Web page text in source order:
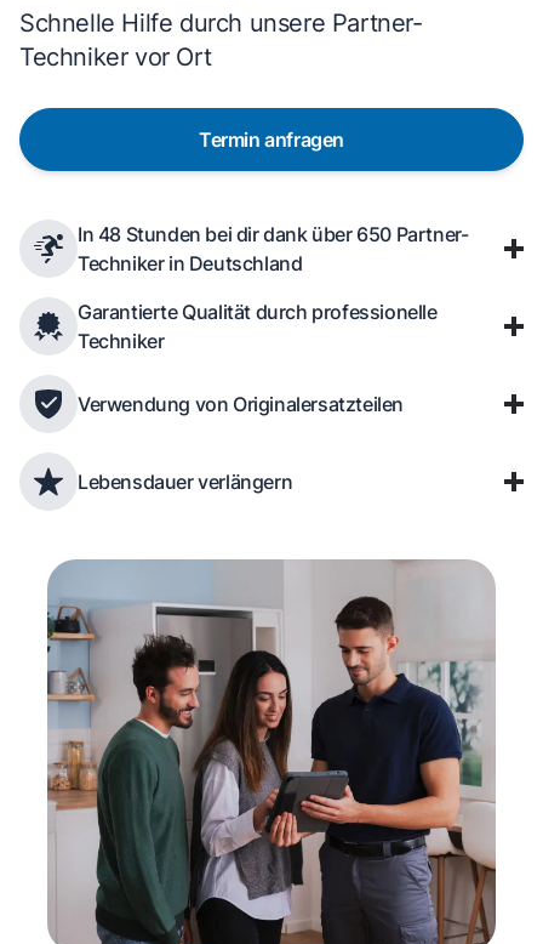
Schnelle Hilfe durch unsere Partner-
Techniker vor Ort
Termin anfragen
In 48 Stunden bei dir dank über 650 Partner-
Techniker in Deutschland
Garantierte Qualität durch professionelle
Techniker
Verwendung von Originalersatzteilen
Lebensdauer verlängern